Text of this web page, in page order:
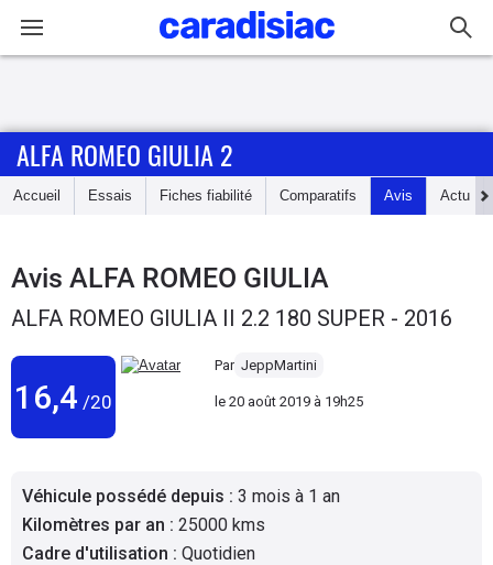
Accueil
Essais
Guide
Electriques
Flottes
Auto
ALFA ROMEO GIULIA 2
Accueil Essais Fiches fiabilité Comparatifs Avis Actu
Avis ALFA ROMEO GIULIA
ALFA ROMEO GIULIA II 2.2 180 SUPER - 2016
16,4 /20
Par JeppMartini
le 20 août 2019 à 19h25
Véhicule possédé depuis : 3 mois à 1 an
Kilomètres par an : 25000 kms
Cadre d'utilisation : Quotidien